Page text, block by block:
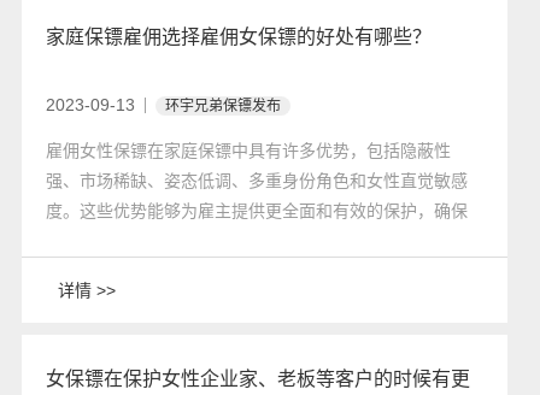
家庭保镖雇佣选择雇佣女保镖的好处有哪些？
2023-09-13 环宇兄弟保镖发布
雇佣女性保镖在家庭保镖中具有许多优势，包括隐蔽性
强、市场稀缺、姿态低调、多重身份角色和女性直觉敏感
度。这些优势能够为雇主提供更全面和有效的保护，确保
亲和力等方面的优势，更好地保护家庭安全和生活需求。
详情 >>
女保镖在保护女性企业家、老板等客户的时候有更